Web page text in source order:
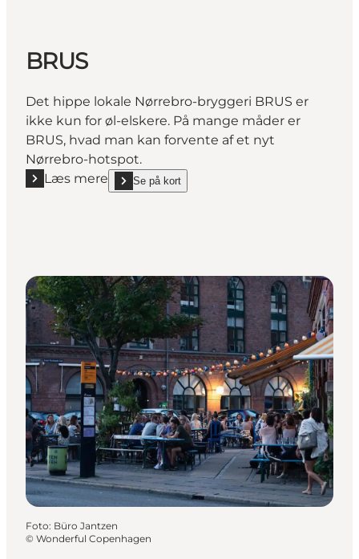
BRUS
Det hippe lokale Nørrebro-bryggeri BRUS er
ikke kun for øl-elskere. På mange måder er
BRUS, hvad man kan forvente af et nyt
Nørrebro-hotspot.
Læs mere
Læs mere "BRUS"Se på kort
show BRUS on_map
Foto: Büro Jantzen
© Wonderful Copenhagen